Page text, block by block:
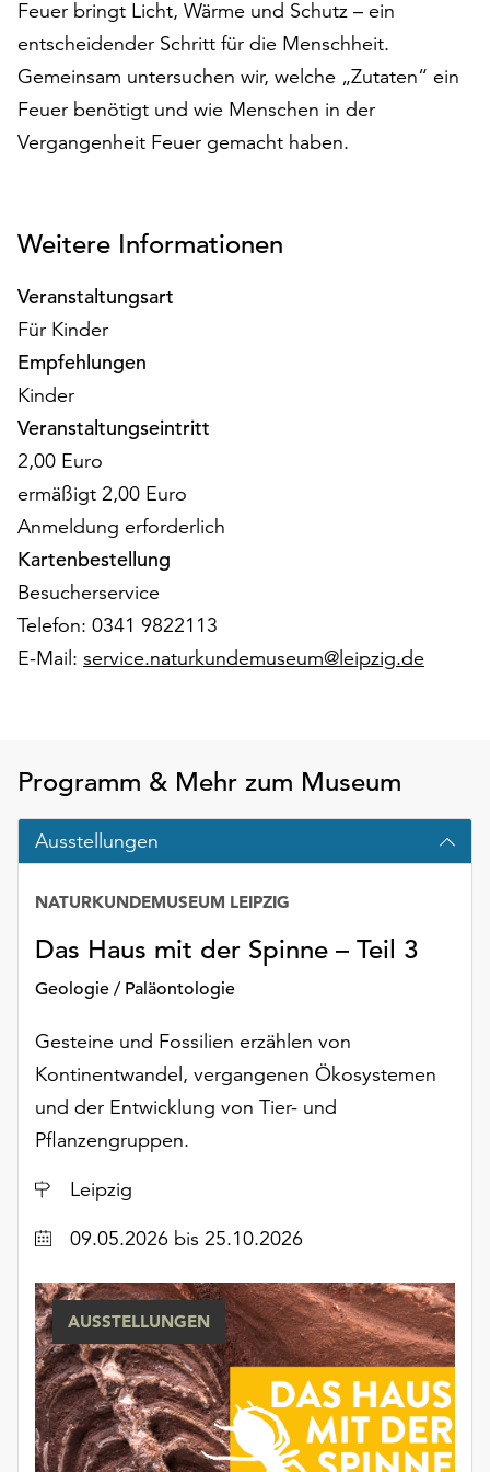
auf
„Alle
akzeptieren“,
um
alle
Cookies
können
Einverständnis
jederzeit
ändern
und
widerrufen.
Dafür
steht
Ihnen
am
Ende
der
die
Schaltfläche
„Cookie-
Cookies
werden
auch
ohne
Einverständnis
ausgeführt.
Möchten
die
verwendeten
Cookies
anpassen,
erreichen
die
über
Schaltfläche
„Auswählen“.
Weitere
Informationen
finden
Sie
Feuer bringt Licht, Wärme und Schutz – ein
entscheidender Schritt für die Menschheit.
Gemeinsam untersuchen wir, welche „Zutaten“ ein
Feuer benötigt und wie Menschen in der
Vergangenheit Feuer gemacht haben.
Weitere Informationen
Veranstaltungsart
Für Kinder
Empfehlungen
Kinder
Veranstaltungseintritt
2,00 Euro
ermäßigt 2,00 Euro
Anmeldung erforderlich
Kartenbestellung
Besucherservice
Telefon: 0341 9822113
E-Mail: service.naturkundemuseum@leipzig.de
Programm & Mehr zum Museum
Ausstellungen
Das Haus mit der Spinne – Teil 3
Geologie / Paläontologie
NATURKUNDEMUSEUM LEIPZIG
Gesteine und Fossilien erzählen von
Kontinentwandel, vergangenen Ökosystemen
und der Entwicklung von Tier- und
Pflanzengruppen.
Ort
Leipzig
Datum09.05.2026 bis 25.10.2026
AUSSTELLUNGEN